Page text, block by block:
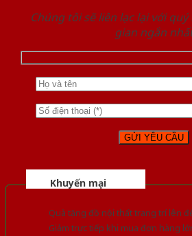
Chúng tôi sẽ liên lạc lại với
gian ngắn
Khuyến mại
Quà tặng đồ nội thất trang trí lên
Giảm trực tiếp khi mua đơn hàng